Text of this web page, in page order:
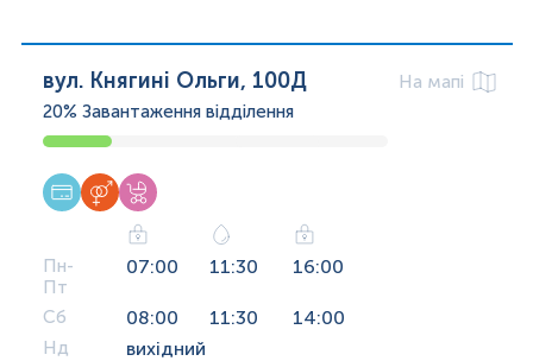
вул. Княгині Ольги, 100Д
На мапі
20% Завантаження відділення
Пн-
Пт
07:00 11:30 16:00
Сб 08:00 11:30 14:00
Нд вихідний